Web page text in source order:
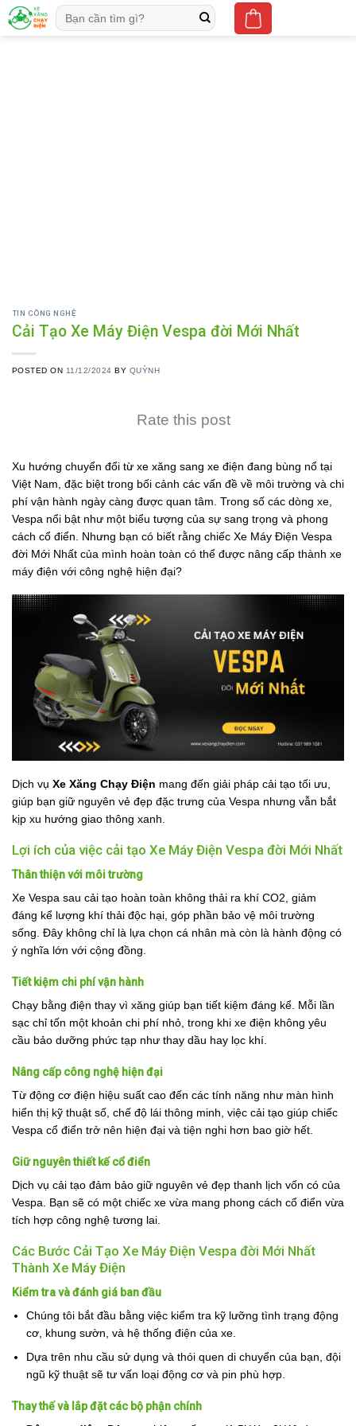
Skip
to
Tìm
kiếm:
TIN CÔNG NGHỆ
Cải Tạo Xe Máy Điện Vespa đời Mới Nhất
POSTED ON 11/12/2024 BY QUỲNH
Rate this post
Xu hướng chuyển đổi từ xe xăng sang xe điện đang bùng nổ tại
Việt Nam, đặc biệt trong bối cảnh các vấn đề về môi trường và chi
phí vận hành ngày càng được quan tâm. Trong số các dòng xe,
Vespa nổi bật như một biểu tượng của sự sang trọng và phong
cách cổ điển. Nhưng bạn có biết rằng chiếc Xe Máy Điện Vespa
đời Mới Nhất của mình hoàn toàn có thể được nâng cấp thành xe
máy điện với công nghệ hiện đại?
Dịch vụ Xe Xăng Chạy Điện mang đến giải pháp cải tạo tối ưu,
giúp bạn giữ nguyên vẻ đẹp đặc trưng của Vespa nhưng vẫn bắt
kịp xu hướng giao thông xanh.
Lợi ích của việc cải tạo Xe Máy Điện Vespa đời Mới Nhất
Thân thiện với môi trường
Xe Vespa sau cải tạo hoàn toàn không thải ra khí CO2, giảm
đáng kể lượng khí thải độc hại, góp phần bảo vệ môi trường
sống. Đây không chỉ là lựa chọn cá nhân mà còn là hành động có
ý nghĩa lớn với cộng đồng.
Tiết kiệm chi phí vận hành
Chạy bằng điện thay vì xăng giúp bạn tiết kiệm đáng kể. Mỗi lần
sạc chỉ tốn một khoản chi phí nhỏ, trong khi xe điện không yêu
cầu bảo dưỡng phức tạp như thay dầu hay lọc khí.
Nâng cấp công nghệ hiện đại
Từ động cơ điện hiệu suất cao đến các tính năng như màn hình
hiển thị kỹ thuật số, chế độ lái thông minh, việc cải tạo giúp chiếc
Vespa cổ điển trở nên hiện đại và tiện nghi hơn bao giờ hết.
Giữ nguyên thiết kế cổ điển
Dịch vụ cải tạo đảm bảo giữ nguyên vẻ đẹp thanh lịch vốn có của
Vespa. Bạn sẽ có một chiếc xe vừa mang phong cách cổ điển vừa
tích hợp công nghệ tương lai.
Các Bước Cải Tạo Xe Máy Điện Vespa đời Mới Nhất
Thành Xe Máy Điện
Kiểm tra và đánh giá ban đầu
Chúng tôi bắt đầu bằng việc kiểm tra kỹ lưỡng tình trạng động
cơ, khung sườn, và hệ thống điện của xe.
Dựa trên nhu cầu sử dụng và thói quen di chuyển của bạn, đội
ngũ kỹ thuật sẽ tư vấn loại động cơ và pin phù hợp.
Thay thế và lắp đặt các bộ phận chính